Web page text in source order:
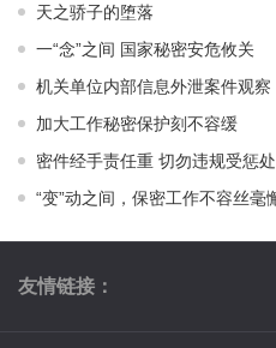
天之骄子的堕落
一“念”之间 国家秘密安危攸关
机关单位内部信息外泄案件观察
加大工作秘密保护刻不容缓
密件经手责任重 切勿违规受惩处
“变”动之间，保密工作不容丝毫
友情链接：